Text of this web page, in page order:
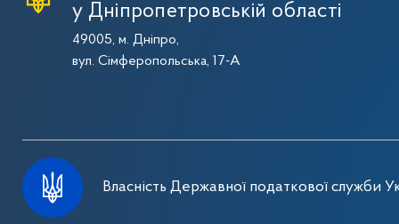
у Дніпропетровській області
49005, м. Дніпро,
вул. Сімферопольська, 17-А
Власність Державної податкової служби